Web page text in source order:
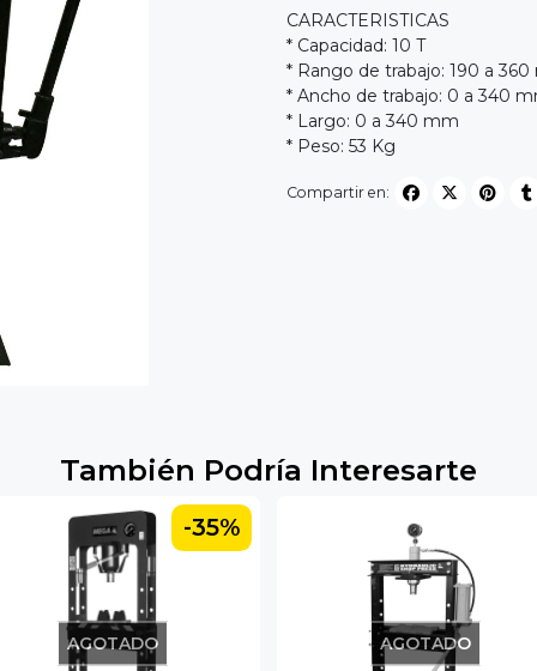
CARACTERISTICAS
* Capacidad: 10 T
* Rango de trabajo: 190 a
* Ancho de trabajo: 0 a 340
* Largo: 0 a 340 mm
* Peso: 53 Kg
Compartir en:
También Podría Interesarte
-35%
AGOTADO AGOTADO